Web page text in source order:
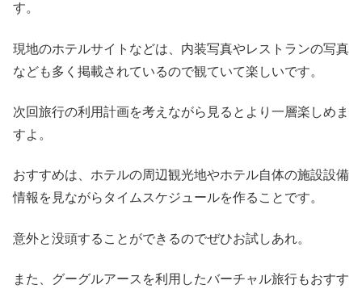
す。
現地のホテルサイトなどは、内装写真やレストランの写真
なども多く掲載されているので観ていて楽しいです。
次回旅行の利用計画を考えながら見るとより一層楽しめま
すよ。
おすすめは、ホテルの周辺観光地やホテル自体の施設設備
情報を見ながらタイムスケジュールを作ることです。
意外と没頭することができるのでぜひお試しあれ。
また、グーグルアースを利用したバーチャル旅行もおすす